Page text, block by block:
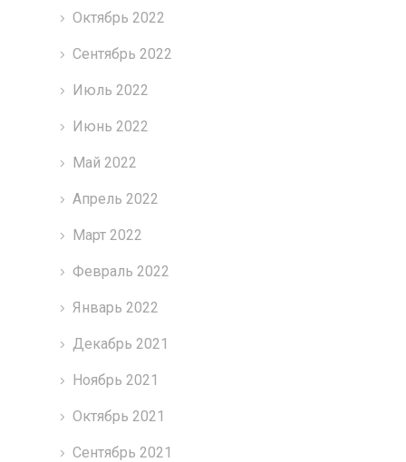
Октябрь 2022
Сентябрь 2022
Июль 2022
Июнь 2022
Май 2022
Апрель 2022
Март 2022
Февраль 2022
Январь 2022
Декабрь 2021
Ноябрь 2021
Октябрь 2021
Сентябрь 2021